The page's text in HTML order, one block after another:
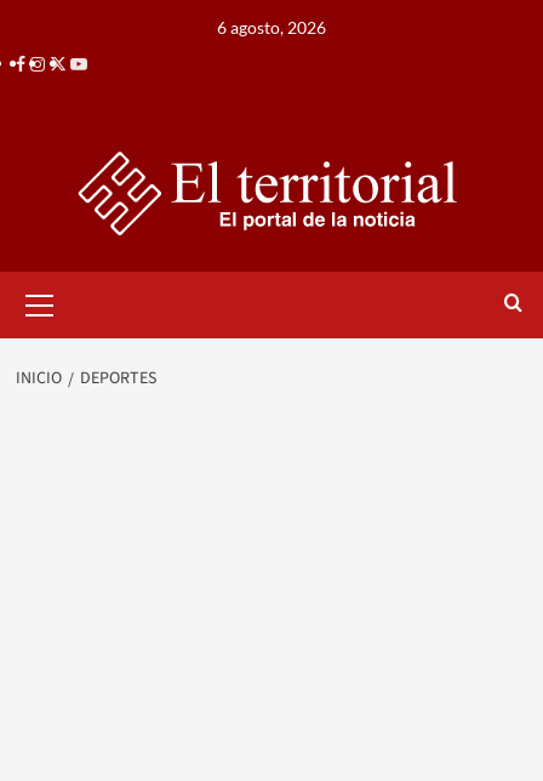
contenido
6 agosto, 2026
Facebook
Instagram
TwitterYoutube
primario
INICIO DEPORTES